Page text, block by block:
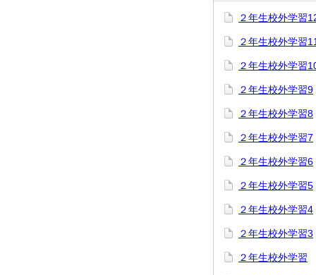
２年生校外学習
２年生校外学習11
２年生校外学習
２年生校外学習9
２年生校外学習8
２年生校外学習7
２年生校外学習6
２年生校外学習5
２年生校外学習4
２年生校外学習3
２年生校外学習